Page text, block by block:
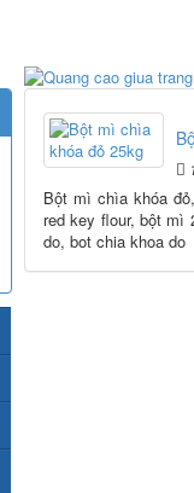
Bột mì chìa khóa
red key flour, bột mì
do, bot chia khoa do